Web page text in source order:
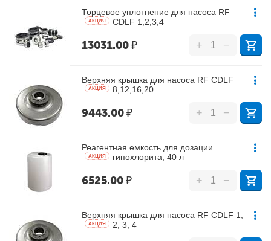
Торцевое уплотнение для насоса RF
CDLF 1,2,3,4
AКЦИЯ
13031.00₽ + −
Верхняя крышка для насоса RF CDLF
8,12,16,20
AКЦИЯ
9443.00₽ + −
Реагентная емкость для дозации
гипохлорита, 40 л
AКЦИЯ
6525.00₽ + −
Верхняя крышка для насоса RF CDLF 1,
2, 3, 4
AКЦИЯ